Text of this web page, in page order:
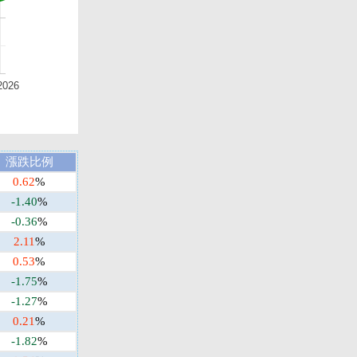
漲跌比例
0.62%
-1.40%
-0.36%
2.11%
0.53%
-1.75%
-1.27%
0.21%
-1.82%